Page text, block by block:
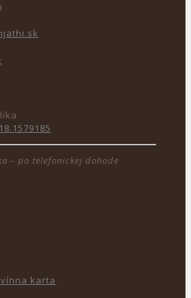
– po telefonickej dohode
karta